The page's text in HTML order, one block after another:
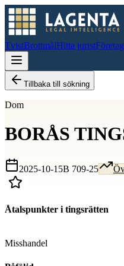
TvistBrottmålHitta jurist
Tillbaka till sökning
Dom
BORÅS
2025-10-15B 709-25
Åtalspunkter i tingsrätten
Misshandel